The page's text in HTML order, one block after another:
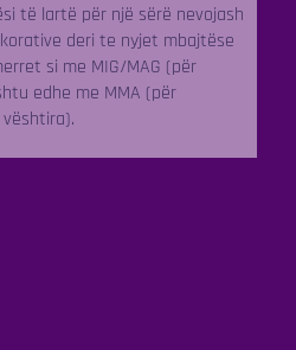
të lartë për një sërë nevojash
deri te nyjet mbajtëse
si me MIG/MAG (për
edhe me MMA (për